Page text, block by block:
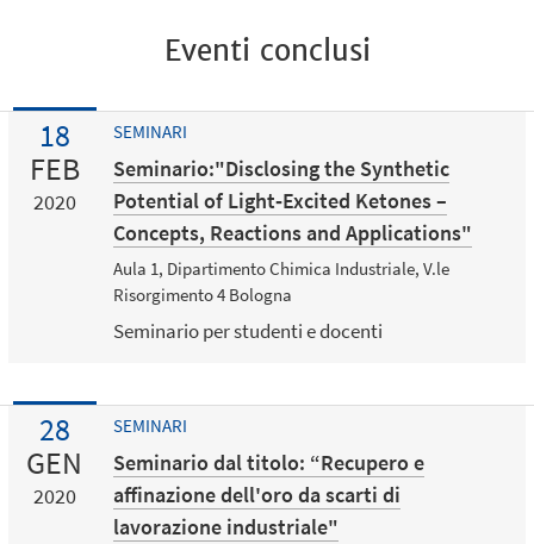
Eventi conclusi
18
FEB
2020
SEMINARI
Seminario:"Disclosing the Synthetic
Potential of Light‐Excited Ketones –
Concepts, Reactions and Applications"
Aula 1, Dipartimento Chimica Industriale, V.le
Risorgimento 4 Bologna
Seminario per studenti e docenti
28
GEN
2020
SEMINARI
Seminario dal titolo: “Recupero e
affinazione dell'oro da scarti di
lavorazione industriale"